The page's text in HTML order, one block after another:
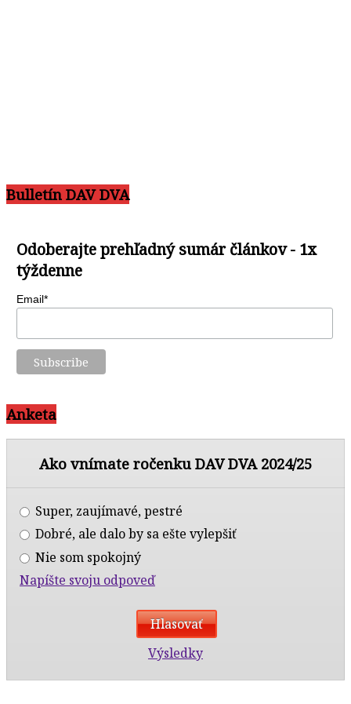
Bulletín DAV DVA
Odoberajte prehľadný sumár článkov - 1x
týždenne
Email*
Anketa
Ako vnímate ročenku DAV DVA 2024/25
Super, zaujímavé, pestré
Dobré, ale dalo by sa ešte vylepšiť
Nie som spokojný
Napíšte svoju odpoveď
Výsledky